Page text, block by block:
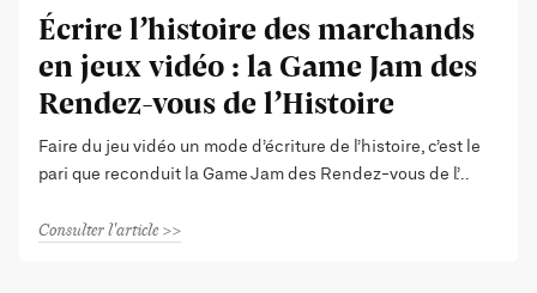
Écrire l’histoire des marchands
en jeux vidéo : la Game Jam des
Rendez-vous de l’Histoire
Faire du jeu vidéo un mode d’écriture de l’histoire, c’est le
pari que reconduit la Game Jam des Rendez-vous de l’
Consulter l'article